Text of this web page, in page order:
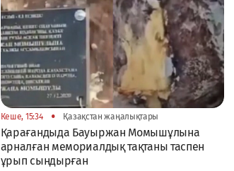
Кеше, 15:34 • Қазақстан жаңалықтары
Қарағандыда Бауыржан Момышұлына
арналған мемориалдық тақтаны таспен
ұрып сындырған